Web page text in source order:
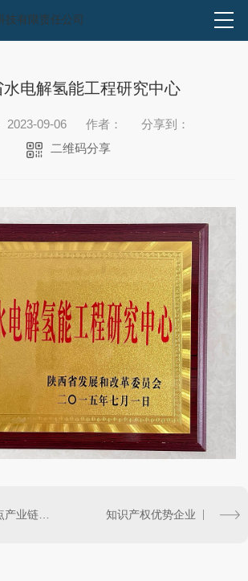
水电解氢能工程研究中心
2023-09-06 作者：
分享到：
二维码分享
知识产权优势企业